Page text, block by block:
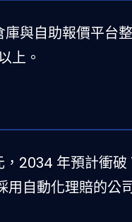
與自助報價平台
上。
2034 年預計衝破
自動化理賠的公